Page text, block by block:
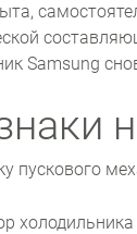
Samsung
пускового
холодильника